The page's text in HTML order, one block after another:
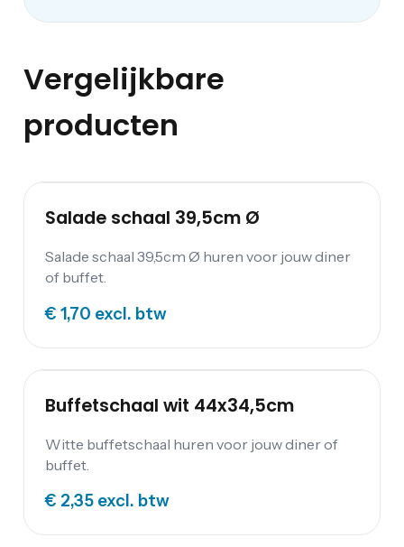
Vergelijkbare
producten
Salade schaal 39,5cm Ø
Salade schaal 39,5cm Ø huren voor jouw diner
of buffet.
€ 1,70 excl. btw
Buffetschaal wit 44x34,5cm
Witte buffetschaal huren voor jouw diner of
buffet.
€ 2,35 excl. btw